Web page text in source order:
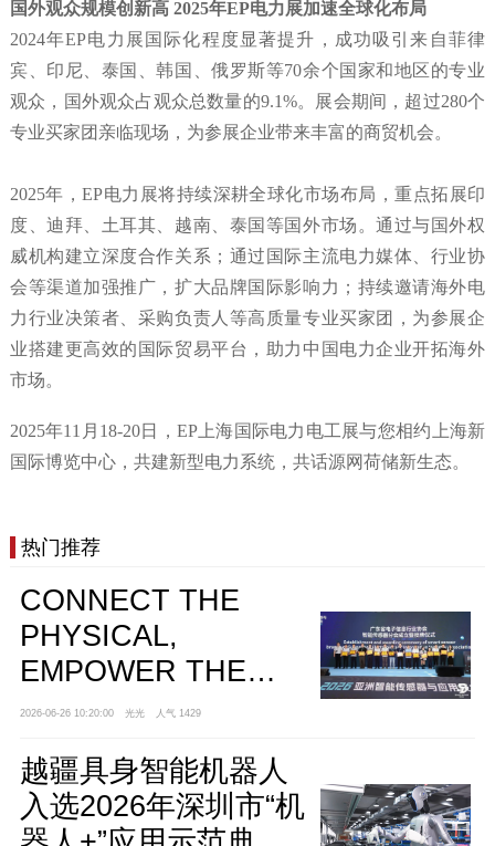
国外观众规模创新高 2025年EP电力展加速全球化布局
2024年EP电力展国际化程度显著提升，成功吸引来自菲律
宾、印尼、泰国、韩国、俄罗斯等70余个国家和地区的专业
观众，国外观众占观众总数量的9.1%。展会期间，超过280个
专业买家团亲临现场，为参展企业带来丰富的商贸机会。
2025年，EP电力展将持续深耕全球化市场布局，重点拓展印
度、迪拜、土耳其、越南、泰国等国外市场。通过与国外权
威机构建立深度合作关系；通过国际主流电力媒体、行业协
会等渠道加强推广，扩大品牌国际影响力；持续邀请海外电
力行业决策者、采购负责人等高质量专业买家团，为参展企
业搭建更高效的国际贸易平台，助力中国电力企业开拓海外
市场。
2025年11月18-20日，EP上海国际电力电工展与您相约上海新
国际博览中心，共建新型电力系统，共话源网荷储新生态。
热门推荐
CONNECT THE
PHYSICAL,
EMPOWER THE
DIGITAL | SSA 2026
用技术博览会盛大开
幕！
2026-06-26 10:20:00 光光 人气 1429
越疆具身智能机器人
入选2026年深圳市“机